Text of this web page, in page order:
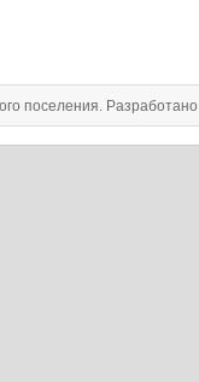
поселения.